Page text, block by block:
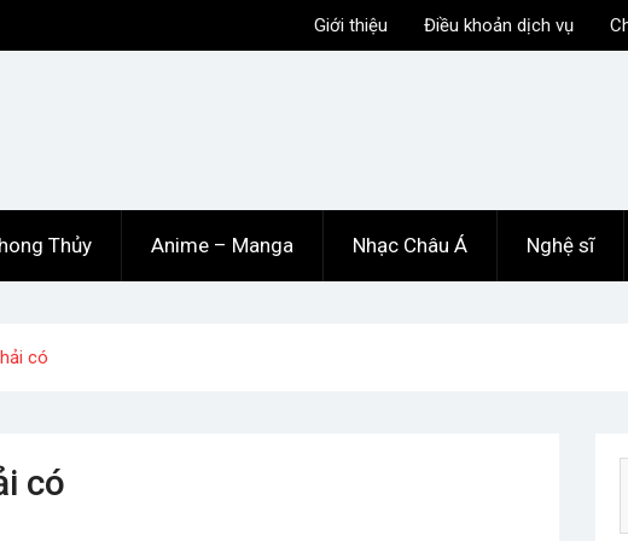
Giới thiệu Điều khoản dịch vụ
Thủy Anime – Manga Nhạc Châu Á Nghệ sĩ
có
có